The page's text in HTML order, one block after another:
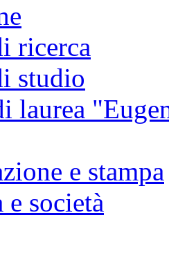
ricerca
studio
laurea
e stampa
e società